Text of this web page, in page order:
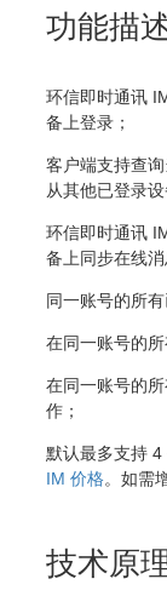
功能描
环信即时通讯
备上登录；
客户端支持查
从其他已登录设
环信即时通讯
备上同步在线
同一账号的所
在同一账号的
在同一账号的
作；
默认最多支持
IM 价格。如需
技术原